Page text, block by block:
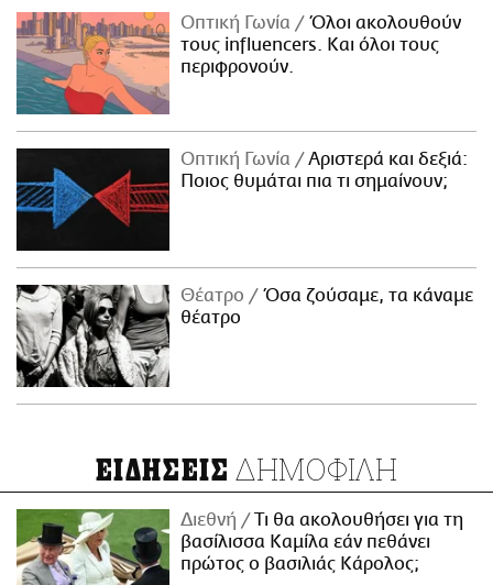
Οπτική Γωνία
Όλοι ακολουθούν
τους influencers. Και όλοι τους
περιφρονούν.
Οπτική Γωνία
Αριστερά και δεξιά:
Ποιος θυμάται πια τι σημαίνουν;
Θέατρο
Όσα ζούσαμε, τα κάναμε
θέατρο
ΕΙΔΗΣΕΙΣ ΔΗΜΟΦΙΛΗ
Διεθνή
Τι θα ακολουθήσει για τη
βασίλισσα Καμίλα εάν πεθάνει
πρώτος ο βασιλιάς Κάρολος;